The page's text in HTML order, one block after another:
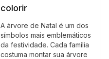
colorir
A árvore de Natal é um dos
símbolos mais emblemáticos
da festividade. Cada família
costuma montar sua árvore